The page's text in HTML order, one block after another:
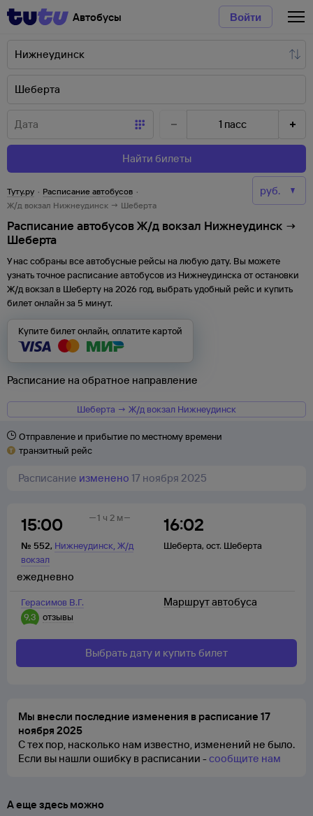
Автобусы Войти
1 пасс
Найти билеты
Туту.ру · Расписание автобусов ·
Ж/д вокзал Нижнеудинск → Шеберта
Расписание автобусов Ж/д вокзал Нижнеудинск →
Шеберта
У нас собраны все автобусные рейсы на любую дату. Вы можете
узнать точное расписание автобусов из Нижнеудинска отостановки
Ж/д вокзал в Шеберту на 2026 год, выбрать удобный рейс и купить
билет онлайн за 5 минут.
Купите билет онлайн, оплатите картой
Расписание на обратное направление
Шеберта → Ж/д вокзал Нижнеудинск
Отправление и прибытие по местному времени
транзитный рейс
Расписание изменено 17 ноября 2025
15:00
№ 552, Нижнеудинск,Ж/д
вокзал
16:02
Шеберта, ост. Шеберта
1 ч 2 м
Герасимов В.Г.
9,3
отзывы
ежедневно
Маршрут автобуса
Выбрать дату и купить билет
Мы внесли последние изменения в расписание 17
ноября 2025
С тех пор, насколько нам известно, изменений не было.
Если вы нашли ошибку в расписании -сообщите нам
А еще здесь можно